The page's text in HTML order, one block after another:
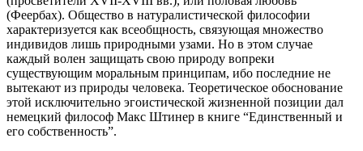
(Феербах). Общество в натуралистической философии
характеризуется как всеобщность, связующая множество
индивидов лишь природными узами. Но в этом случае
каждый волен защищать свою природу вопреки
существующим моральным принципам, ибо последние не
вытекают из природы человека. Теоретическое обоснование
этой исключительно эгоистической жизненной позиции дал
немецкий философ Макс Штинер в книге “Единственный и
его собственность”.